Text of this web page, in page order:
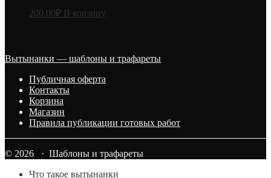
200.00₽ В корзину
Вытынанки — шаблоны и трафареты
Публичная оферта
Контакты
Корзина
Магазин
Правила публикации готовых работ
© 2026 · Шаблоны и трафареты
Что такое вытынанки